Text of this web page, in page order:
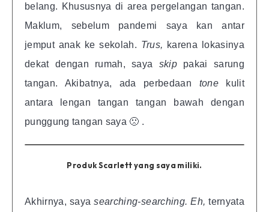
belang. Khususnya di area pergelangan tangan.
Maklum, sebelum pandemi saya kan antar
jemput anak ke sekolah. Trus, karena lokasinya
dekat dengan rumah, saya skip pakai sarung
tangan. Akibatnya, ada perbedaan tone
kulit
antara lengan tangan tangan bawah dengan
punggung tangan saya 🙁 .
Produk Scarlett yang saya miliki.
Akhirnya, sayasearching-searching. Eh,ternyata